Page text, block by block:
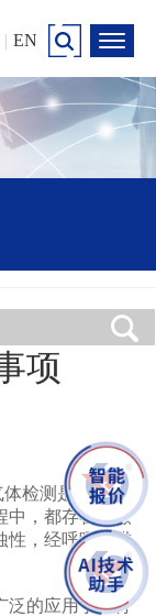
| EN
项
检测是其中一项
中，都存在刺激
性，经呼吸道进
泛的应用于各行